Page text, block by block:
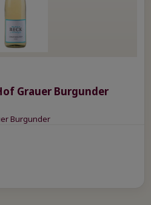
Grauer Burgunder
Burgunder